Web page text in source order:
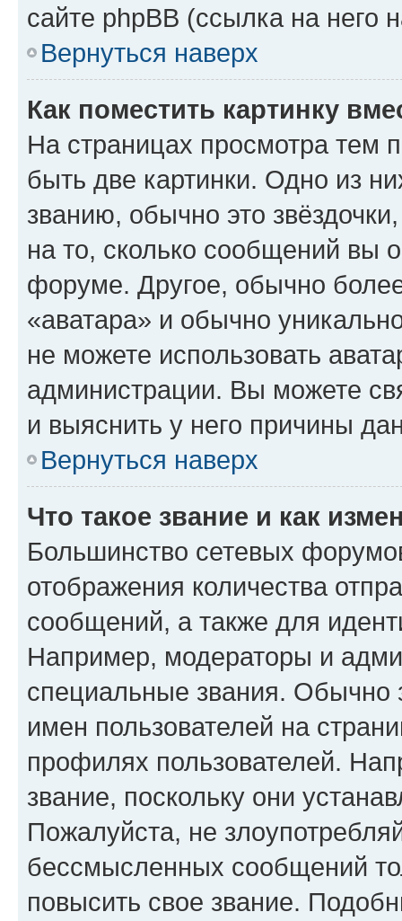
сайте phpBB (ссылка на него
Вернуться наверх
Как поместить картинку
На страницах просмотра тем
быть две картинки. Одно из
званию, обычно это
на то, сколько сообщений вы
форуме. Другое, обычно
«аватара» и обычно
не можете использовать
администрации. Вы можете
и выяснить у него причины
Вернуться наверх
Что такое звание и как
Большинство сетевых
отображения количества
сообщений, а также для
Например, модераторы и
специальные звания. Обычно
имен пользователей на
профилях пользователей.
звание, поскольку они
Пожалуйста, не
бессмысленных сообщений
повысить свое звание.